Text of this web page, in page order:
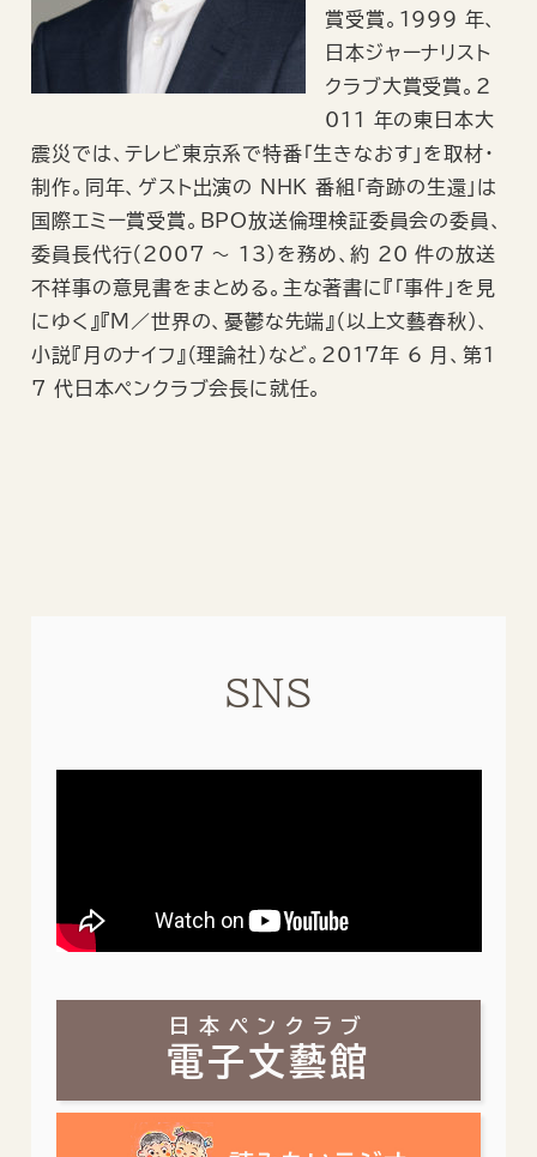
賞受賞。1999 年、
日本ジャーナリスト
クラブ大賞受賞。2
011 年の東日本大
震災では、テレビ東京系で特番「生きなおす」を取材・
制作。同年、ゲスト出演の NHK 番組「奇跡の生還」は
国際エミー賞受賞。BPO放送倫理検証委員会の委員、
委員長代行（2007 ～ 13）を務め、約 20 件の放送
不祥事の意見書をまとめる。主な著書に『「事件」を見
にゆく』『Ｍ／世界の、憂鬱な先端』（以上文藝春秋）、
小説『月のナイフ』（理論社）など。2017年 6 月、第1
7 代日本ペンクラブ会長に就任。
SNS
日本ペンクラブ
電子文藝館